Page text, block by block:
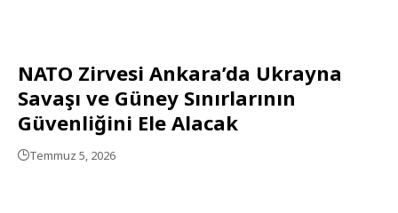
NATO Zirvesi Ankara’da Ukrayna
Savaşı ve Güney Sınırlarının
Güvenliğini Ele Alacak
Temmuz 5, 2026